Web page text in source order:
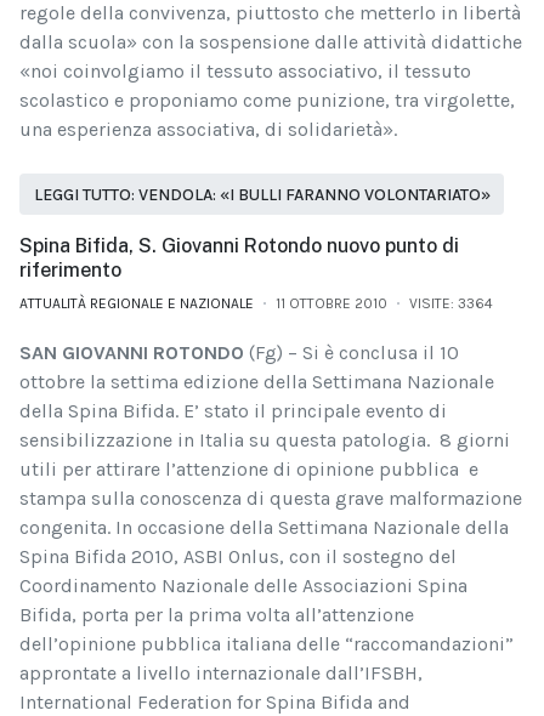
regole della convivenza, piuttosto che metterlo in libertà
dalla scuola» con la sospensione dalle attività didattiche
«noi coinvolgiamo il tessuto associativo, il tessuto
scolastico e proponiamo come punizione, tra virgolette,
una esperienza associativa, di solidarietà».
LEGGI TUTTO: VENDOLA: «I BULLI FARANNO VOLONTARIATO»
Spina Bifida, S. Giovanni Rotondo nuovo punto di
riferimento
ATTUALITÀ REGIONALE E NAZIONALE 11 OTTOBRE 2010 VISITE: 3364
SAN GIOVANNI ROTONDO (Fg) – Si è conclusa il 10
ottobre la settima edizione della Settimana Nazionale
della Spina Bifida. E’ stato il principale evento di
sensibilizzazione in Italia su questa patologia. 8 giorni
utili per attirare l’attenzione di opinione pubblica e
stampa sulla conoscenza di questa grave malformazione
congenita. In occasione della Settimana Nazionale della
Spina Bifida 2010, ASBI Onlus, con il sostegno del
Coordinamento Nazionale delle Associazioni Spina
Bifida, porta per la prima volta all’attenzione
dell’opinione pubblica italiana delle “raccomandazioni”
approntate a livello internazionale dall’IFSBH,
International Federation for Spina Bifida and